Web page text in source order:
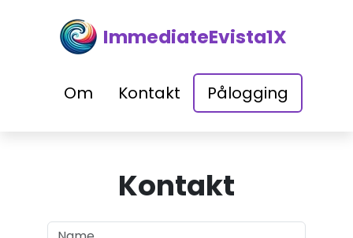
ImmediateEvista1X
Om Kontakt Pålogging
Kontakt